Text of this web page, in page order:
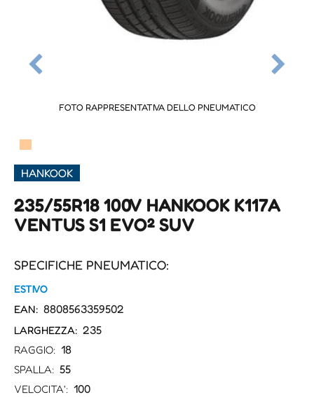
FOTO RAPPRESENTATIVA DELLO PNEUMATICO
▀
HANKOOK
235/55R18 100V HANKOOK K117A
VENTUS S1 EVO² SUV
SPECIFICHE PNEUMATICO:
ESTIVO
EAN: 8808563359502
LARGHEZZA: 235
RAGGIO: 18
SPALLA: 55
VELOCITA': 100